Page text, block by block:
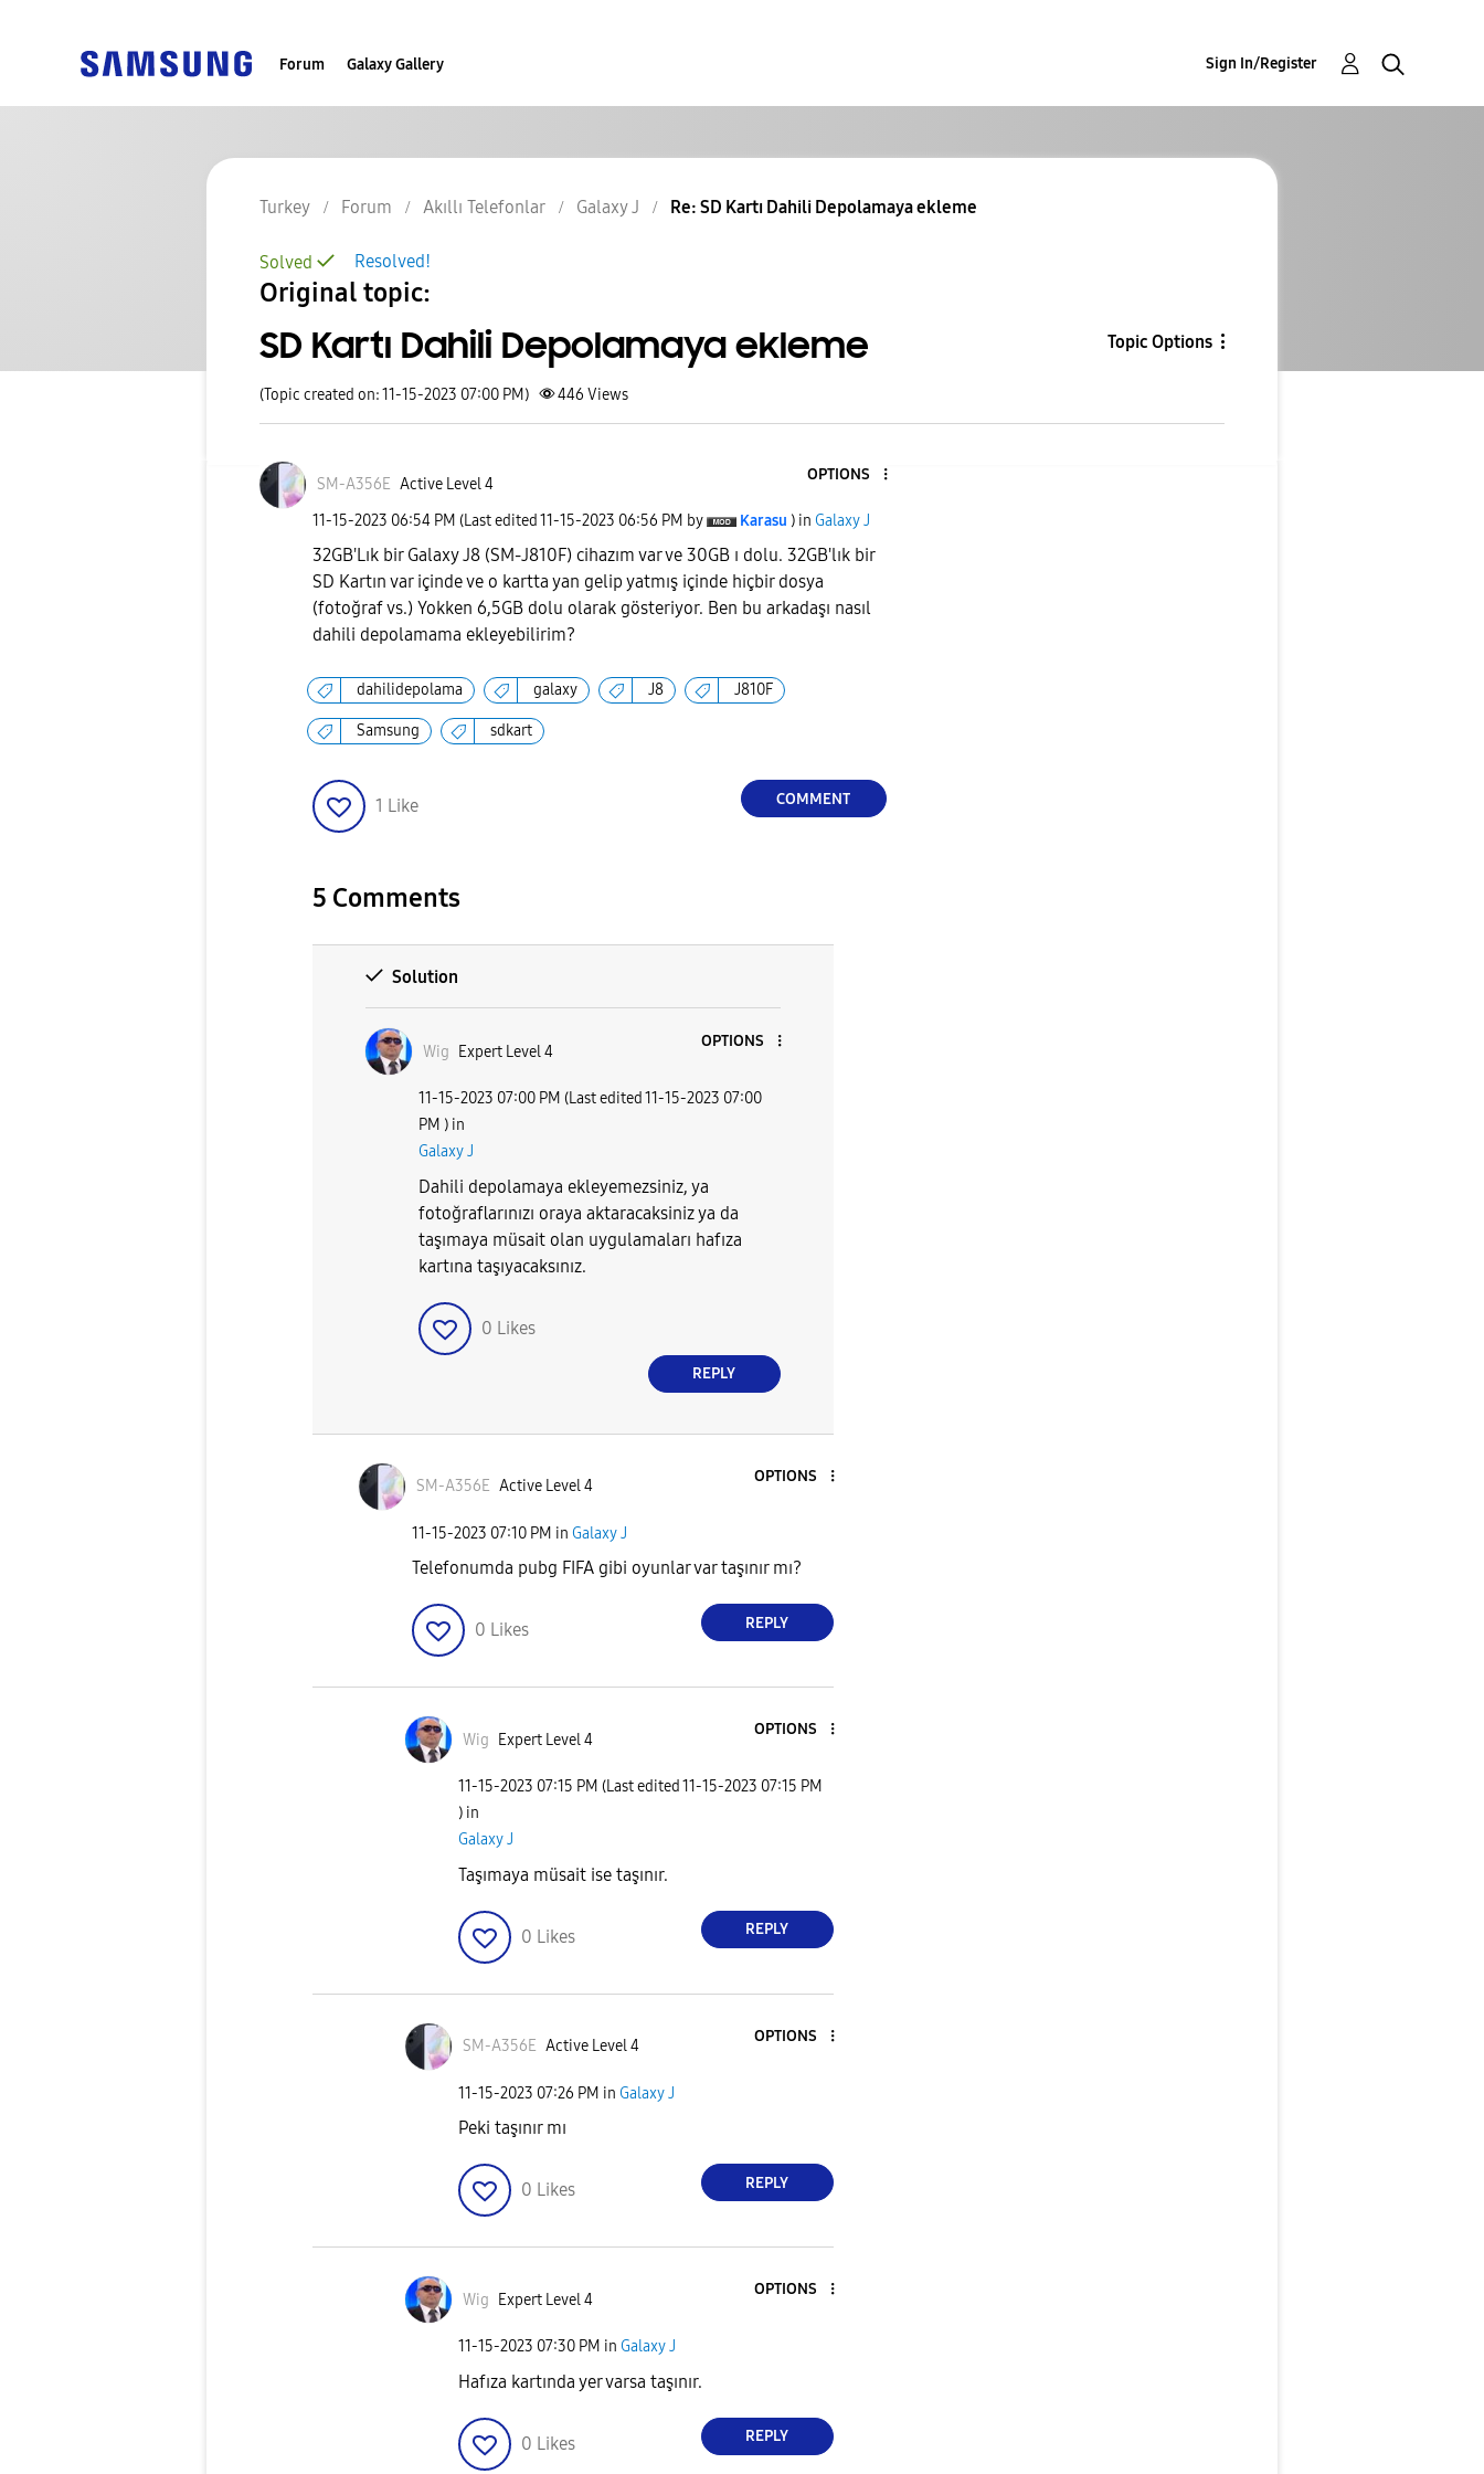
Forum Galaxy Gallery Sign In/Register
Turkey Forum Akıllı Telefonlar Galaxy J Re: SD Kartı Dahili Depolamaya ekleme
Resolved!
Solved
Original topic:
SD Kartı Dahili Depolamaya ekleme Topic Options
(Topic created on: 11-15-2023 07:00 PM) 446 Views
SM-A356E Active Level 4
OPTIONS
‎11-15-2023 06:54 PM (Last edited ‎11-15-2023 06:56 PM by Karasu ) in Galaxy J
32GB'Lık bir Galaxy J8 (SM-J810F) cihazım var ve 30GB ı dolu. 32GB'lık bir
SD Kartın var içinde ve o kartta yan gelip yatmış içinde hiçbir dosya
(fotoğraf vs.) Yokken 6,5GB dolu olarak gösteriyor. Ben bu arkadaşı nasıl
dahili depolamama ekleyebilirim?
dahilidepolama galaxy J8 J810F
Samsung sdkart
1 Like COMMENT
5 Comments
Solution
Wig Expert Level 4
OPTIONS
‎11-15-2023 07:00 PM (Last edited ‎11-15-2023 07:00
PM ) in
Galaxy J
Dahili depolamaya ekleyemezsiniz, ya
fotoğraflarınızı oraya aktaracaksiniz ya da
taşımaya müsait olan uygulamaları hafıza
kartına taşıyacaksınız.
0 Likes
REPLY
SM-A356E Active Level 4
OPTIONS
‎11-15-2023 07:10 PM in Galaxy J
Telefonumda pubg FIFA gibi oyunlar var taşınır mı?
0 Likes REPLY
Wig Expert Level 4
OPTIONS
‎11-15-2023 07:15 PM (Last edited ‎11-15-2023 07:15 PM
) in
Galaxy J
Taşımaya müsait ise taşınır.
0 Likes REPLY
SM-A356E Active Level 4
OPTIONS
‎11-15-2023 07:26 PM in Galaxy J
Peki taşınır mı
0 Likes REPLY
Wig Expert Level 4
OPTIONS
‎11-15-2023 07:30 PM in Galaxy J
Hafıza kartında yer varsa taşınır.
0 Likes REPLY